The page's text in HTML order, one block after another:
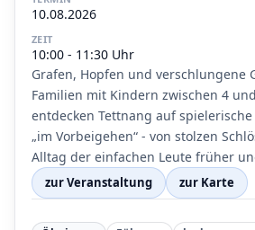
10.08.2026
ZEIT
10:00 - 11:30 Uhr
Grafen, Hopfen und verschlungene
Familien mit Kindern zwischen 4
entdecken Tettnang auf
„im Vorbeigehen“ - von stolzen
Alltag der einfachen Leute früher
zur Veranstaltung zur Karte